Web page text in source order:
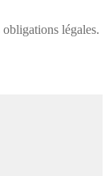
légales.